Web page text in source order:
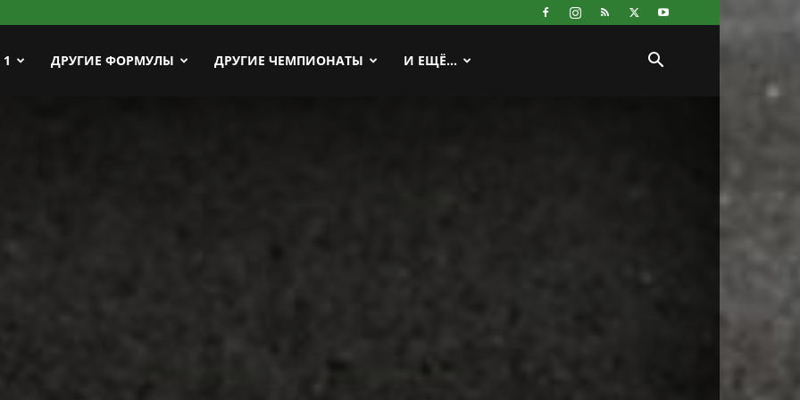
ДРУГИЕ ФОРМУЛЫ ДРУГИЕ ЧЕМПИОНАТЫ И ЕЩЁ…